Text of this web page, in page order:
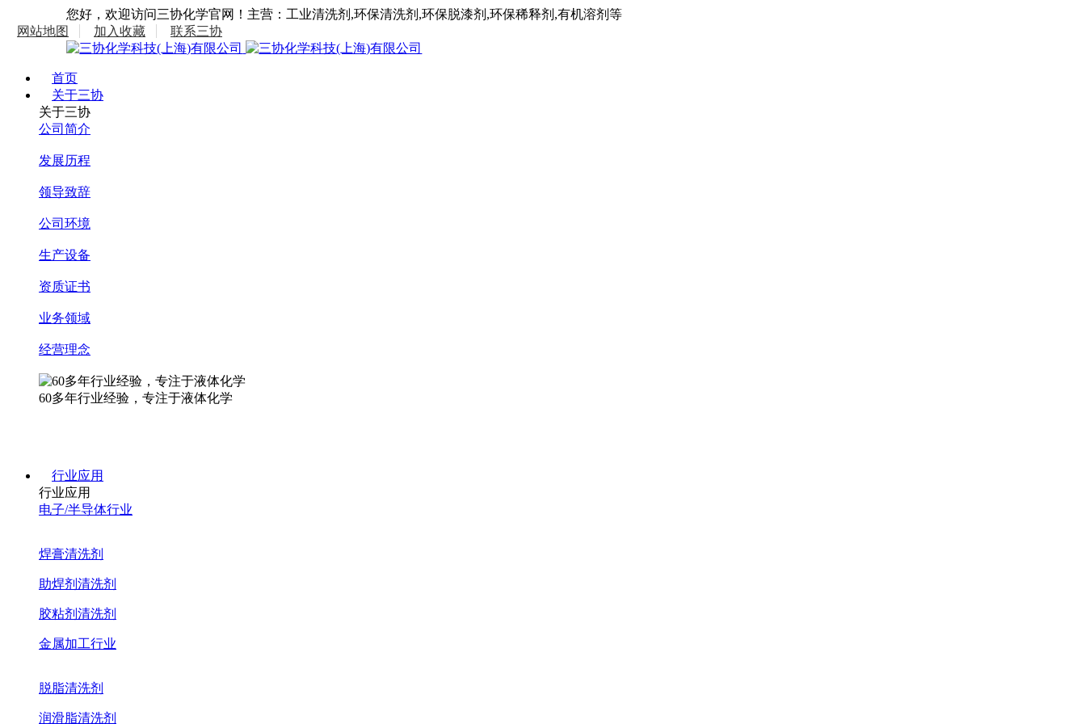
您好，欢迎访问三协化学官网！主营：工业清洗剂,环保清洗剂,环保脱漆剂,环保稀释剂,有机溶剂等
网站地图
加入收藏 联系三协
首页
关于三协
关于三协
公司简介
发展历程
领导致辞
公司环境
生产设备
资质证书
业务领域
经营理念
60多年行业经验，专注于液体化学
行业应用
行业应用
电子/半导体行业
焊膏清洗剂
助焊剂清洗剂
胶粘剂清洗剂
金属加工行业
脱脂清洗剂
润滑脂清洗剂